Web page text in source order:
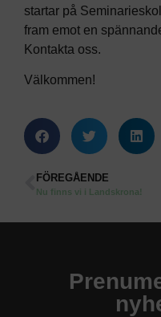
startar på
fram emot en
Kontakta oss.
Välkommen!
FÖREGÅENDE
Nu finns vi i Landskrona!